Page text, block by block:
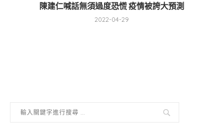
陳建仁喊話無須過度恐慌 疫情被誇大預測
2022-04-29